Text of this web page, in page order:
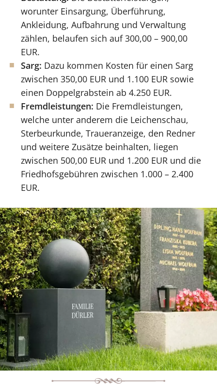
worunter Einsargung, Überführung,
Ankleidung, Aufbahrung und Verwaltung
zählen, belaufen sich auf 300,00 – 900,00
EUR.
Sarg: Dazu kommen Kosten für einen Sarg
zwischen 350,00 EUR und 1.100 EUR sowie
einen Doppelgrabstein ab 4.250 EUR.
Fremdleistungen: Die Fremdleistungen,
welche unter anderem die Leichenschau,
Sterbeurkunde, Traueranzeige, den Redner
und weitere Zusätze beinhalten, liegen
zwischen 500,00 EUR und 1.200 EUR und die
Friedhofsgebühren zwischen 1.000 – 2.400
EUR.